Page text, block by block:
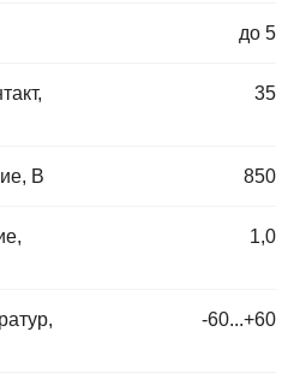
до 5
35
В 850
1,0
-60...+60